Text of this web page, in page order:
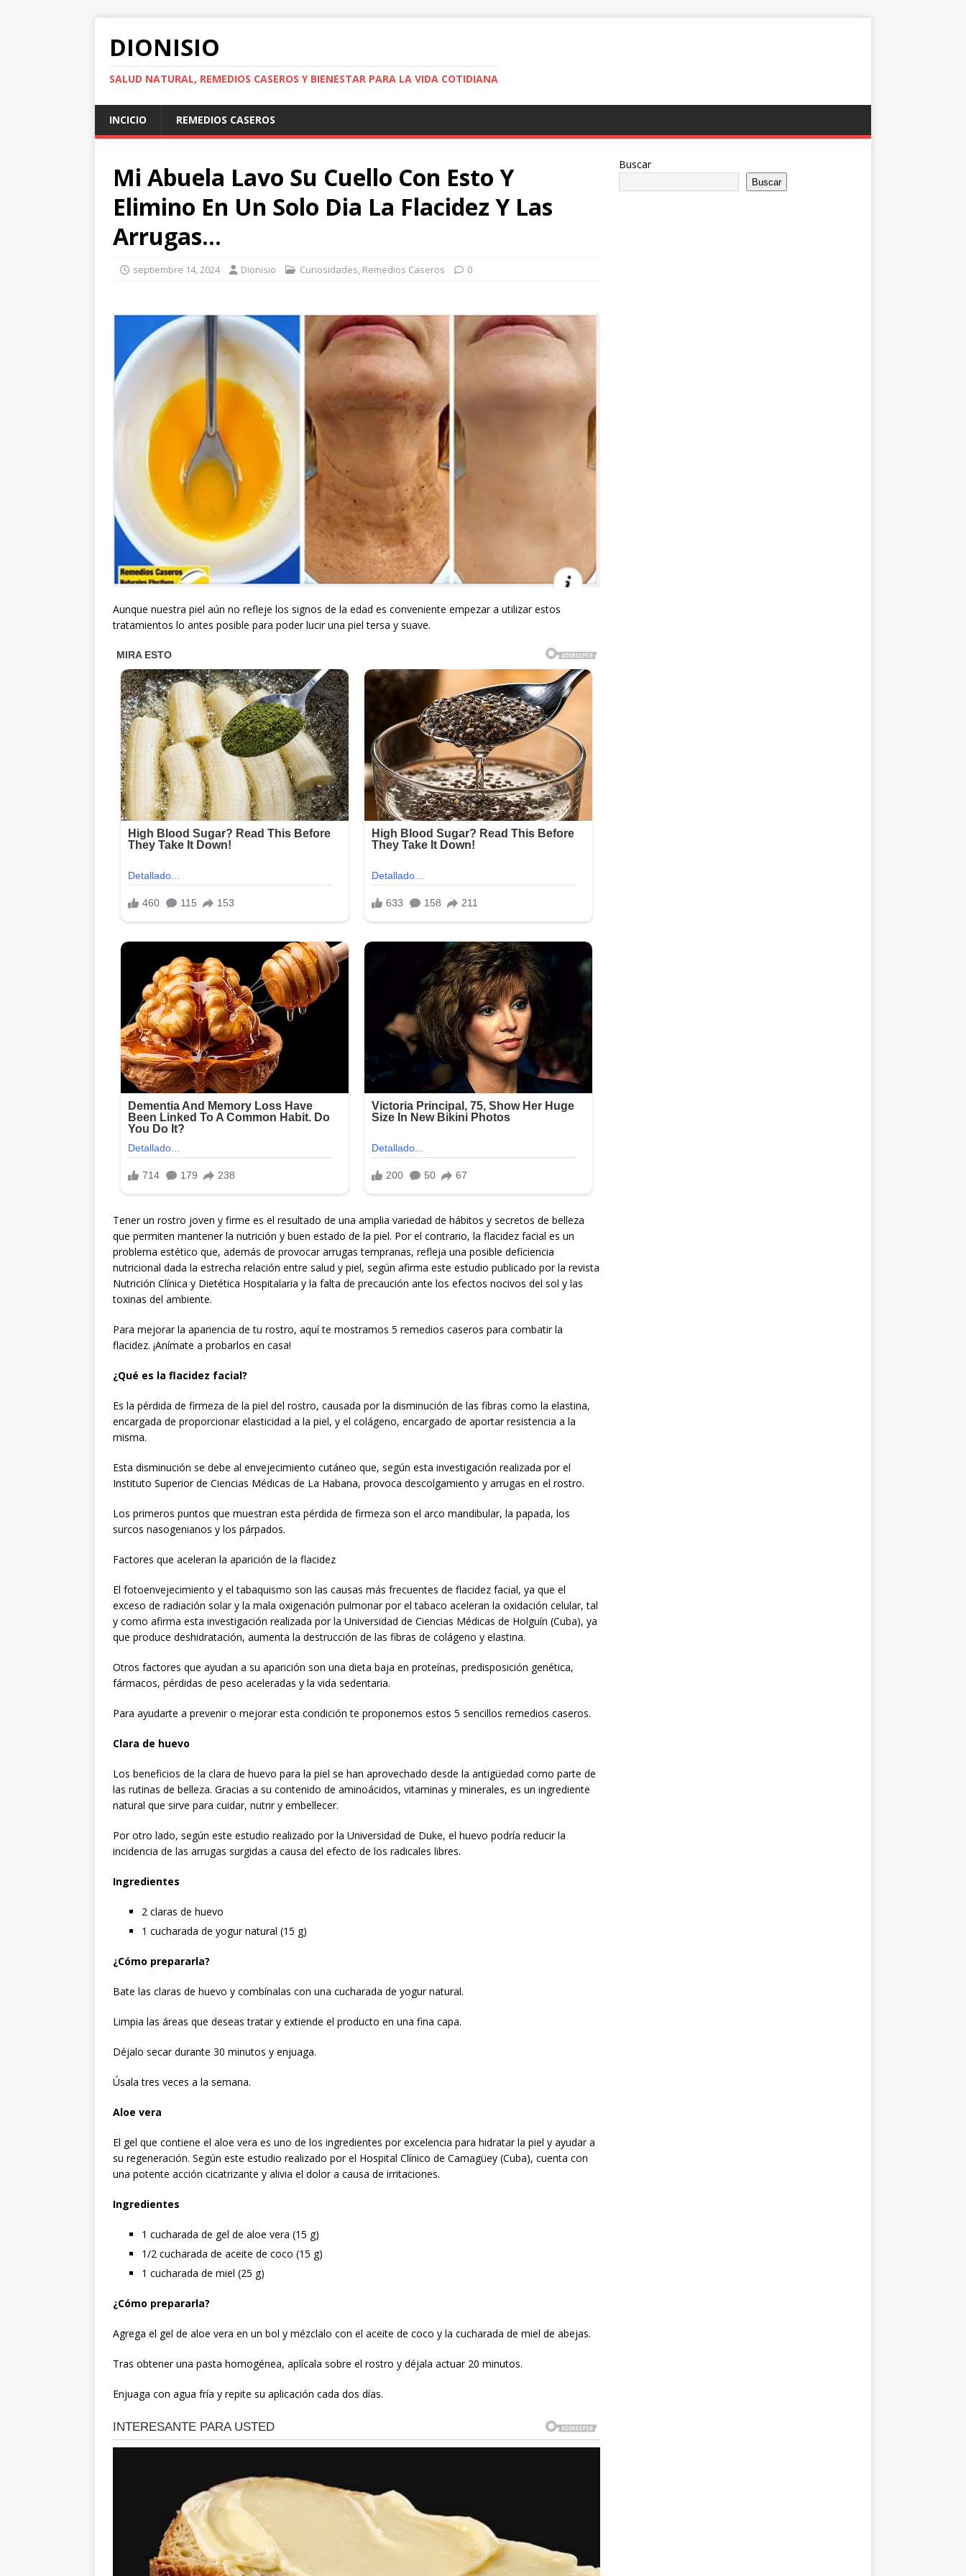
DIONISIO
SALUD NATURAL, REMEDIOS CASEROS Y BIENESTAR PARA LA VIDA COTIDIANA
INCICIO REMEDIOS CASEROS
Mi Abuela Lavo Su Cuello Con Esto Y
Elimino En Un Solo Dia La Flacidez Y Las
Arrugas…
septiembre 14, 2024 Dionisio Curiosidades, Remedios Caseros 0
Aunque nuestra piel aún no refleje los signos de la edad es conveniente empezar a utilizar estos
tratamientos lo antes posible para poder lucir una piel tersa y suave.
Tener un rostro joven y firme es el resultado de una amplia variedad de hábitos y secretos de belleza
que permiten mantener la nutrición y buen estado de la piel. Por el contrario, la flacidez facial es un
problema estético que, además de provocar arrugas tempranas, refleja una posible deficiencia
nutricional dada la estrecha relación entre salud y piel, según afirma este estudio publicado por la revista
Nutrición Clínica y Dietética Hospitalaria y la falta de precaución ante los efectos nocivos del sol y las
toxinas del ambiente.
Para mejorar la apariencia de tu rostro, aquí te mostramos 5 remedios caseros para combatir la
flacidez. ¡Anímate a probarlos en casa!
¿Qué es la flacidez facial?
Es la pérdida de firmeza de la piel del rostro, causada por la disminución de las fibras como la elastina,
encargada de proporcionar elasticidad a la piel, y el colágeno, encargado de aportar resistencia a la
misma.
Esta disminución se debe al envejecimiento cutáneo que, según esta investigación realizada por el
Instituto Superior de Ciencias Médicas de La Habana, provoca descolgamiento y arrugas en el rostro.
Los primeros puntos que muestran esta pérdida de firmeza son el arco mandibular, la papada, los
surcos nasogenianos y los párpados.
Factores que aceleran la aparición de la flacidez
El fotoenvejecimiento y el tabaquismo son las causas más frecuentes de flacidez facial, ya que el
exceso de radiación solar y la mala oxigenación pulmonar por el tabaco aceleran la oxidación celular, tal
y como afirma esta investigación realizada por la Universidad de Ciencias Médicas de Holguín (Cuba), ya
que produce deshidratación, aumenta la destrucción de las fibras de colágeno y elastina.
Otros factores que ayudan a su aparición son una dieta baja en proteínas, predisposición genética,
fármacos, pérdidas de peso aceleradas y la vida sedentaria.
Para ayudarte a prevenir o mejorar esta condición te proponemos estos 5 sencillos remedios caseros.
Clara de huevo
Los beneficios de la clara de huevo para la piel se han aprovechado desde la antigüedad como parte de
las rutinas de belleza. Gracias a su contenido de aminoácidos, vitaminas y minerales, es un ingrediente
natural que sirve para cuidar, nutrir y embellecer.
Por otro lado, según este estudio realizado por la Universidad de Duke, el huevo podría reducir la
incidencia de las arrugas surgidas a causa del efecto de los radicales libres.
Ingredientes
2 claras de huevo
1 cucharada de yogur natural (15 g)
¿Cómo prepararla?
Bate las claras de huevo y combínalas con una cucharada de yogur natural.
Limpia las áreas que deseas tratar y extiende el producto en una fina capa.
Déjalo secar durante 30 minutos y enjuaga.
Úsala tres veces a la semana.
Aloe vera
El gel que contiene el aloe vera es uno de los ingredientes por excelencia para hidratar la piel y ayudar a
su regeneración. Según este estudio realizado por el Hospital Clínico de Camagüey (Cuba), cuenta con
una potente acción cicatrizante y alivia el dolor a causa de irritaciones.
Ingredientes
1 cucharada de gel de aloe vera (15 g)
1/2 cucharada de aceite de coco (15 g)
1 cucharada de miel (25 g)
¿Cómo prepararla?
Agrega el gel de aloe vera en un bol y mézclalo con el aceite de coco y la cucharada de miel de abejas.
Tras obtener una pasta homogénea, aplícala sobre el rostro y déjala actuar 20 minutos.
Enjuaga con agua fría y repite su aplicación cada dos días.
Buscar
Buscar